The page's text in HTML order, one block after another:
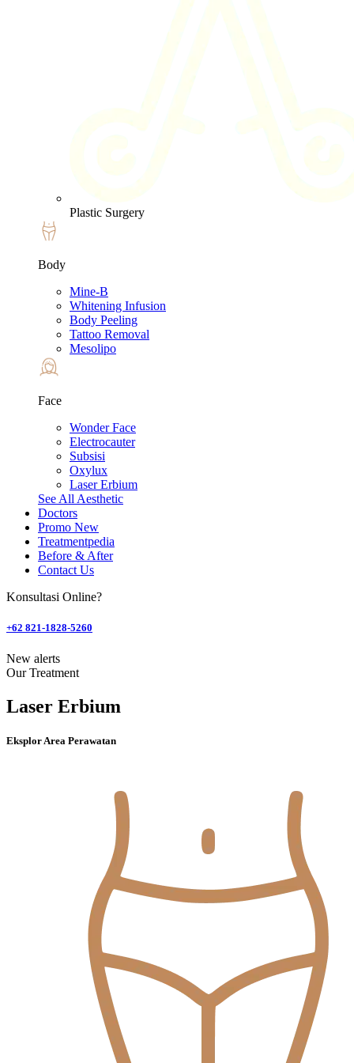
Plastic Surgery
Body
Mine-B
Whitening Infusion
Body Peeling
Tattoo Removal
Mesolipo
Face
Wonder Face
Electrocauter
Subsisi
Oxylux
Laser Erbium
See All Aesthetic
Doctors
Promo New
Treatmentpedia
Before & After
Contact Us
Konsultasi Online?
+62 821-1828-5260
New alerts
Our Treatment
Laser Erbium
Eksplor Area Perawatan